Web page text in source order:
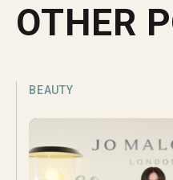
OTHER
BEAUTY